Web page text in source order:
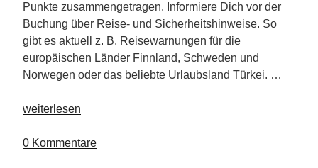
Punkte zusammengetragen. Informiere Dich vor der
Buchung über Reise- und Sicherheitshinweise. So
gibt es aktuell z. B. Reisewarnungen für die
europäischen Länder Finnland, Schweden und
Norwegen oder das beliebte Urlaubsland Türkei. …
„Tipps
die
weiterlesen
0 Kommentare